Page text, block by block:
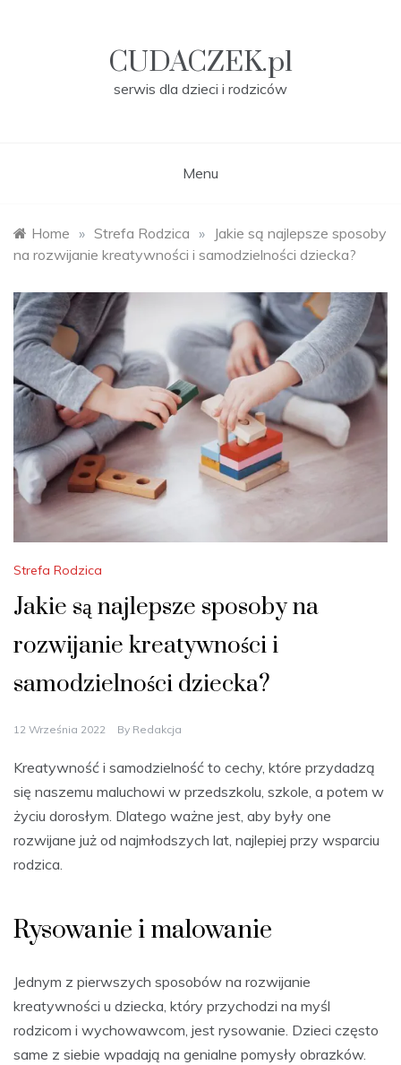
CUDACZEK.pl
serwis dla dzieci i rodziców
Menu
Home » Strefa Rodzica » Jakie są najlepsze sposoby
na rozwijanie kreatywności i samodzielności dziecka?
Strefa Rodzica
Jakie są najlepsze sposoby na
rozwijanie kreatywności i
samodzielności dziecka?
12 Września 2022 By Redakcja
Kreatywność i samodzielność to cechy, które przydadzą
się naszemu maluchowi w przedszkolu, szkole, a potem w
życiu dorosłym. Dlatego ważne jest, aby były one
rozwijane już od najmłodszych lat, najlepiej przy wsparciu
rodzica.
Rysowanie i malowanie
Jednym z pierwszych sposobów na rozwijanie
kreatywności u dziecka, który przychodzi na myśl
rodzicom i wychowawcom, jest rysowanie. Dzieci często
same z siebie wpadają na genialne pomysły obrazków.